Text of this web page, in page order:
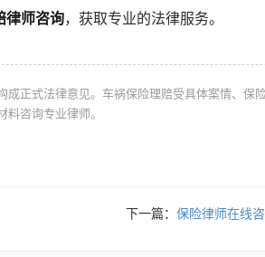
律师咨询，获取专业的法律服务。
正式法律意见。车祸保险理赔受具体案情、保
咨询专业律师。
下一篇： 保险律师在线